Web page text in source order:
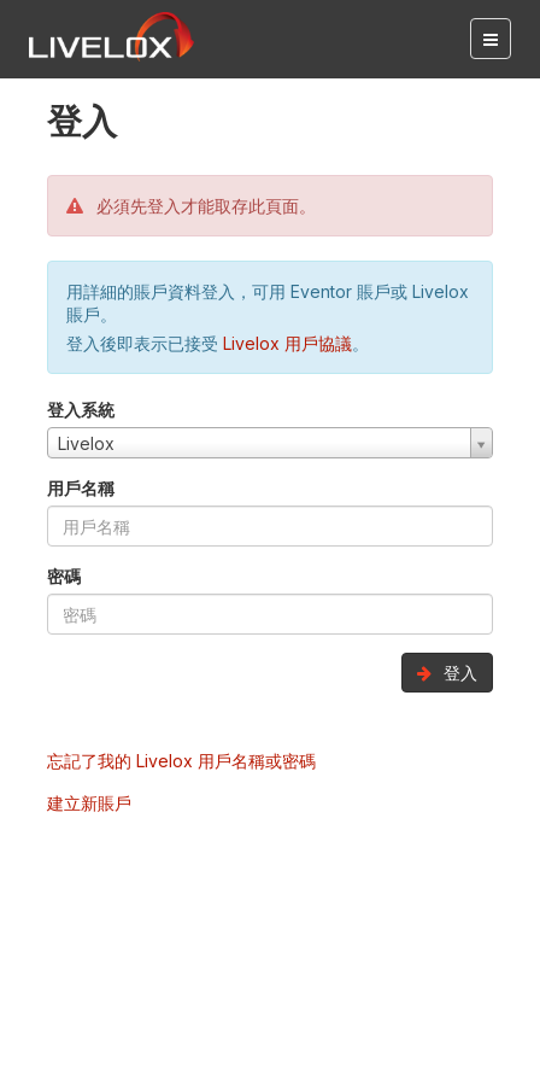
登入
必須先登入才能取存此頁面。
用詳細的賬戶資料登入，可用 Eventor 賬戶或 Livelox
賬戶。
登入後即表示已接受 Livelox 用戶協議。
登入系統
Livelox
用戶名稱
密碼
登入
忘記了我的 Livelox 用戶名稱或密碼
建立新賬戶